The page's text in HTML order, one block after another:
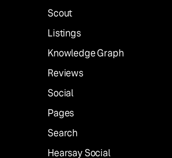
Scout
Listings
Knowledge Graph
Reviews
Social
Pages
Search
Hearsay Social